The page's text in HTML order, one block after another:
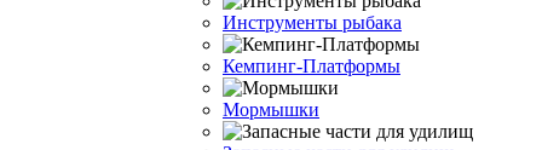
Инструменты рыбака
Кемпинг-Платформы
Мормышки